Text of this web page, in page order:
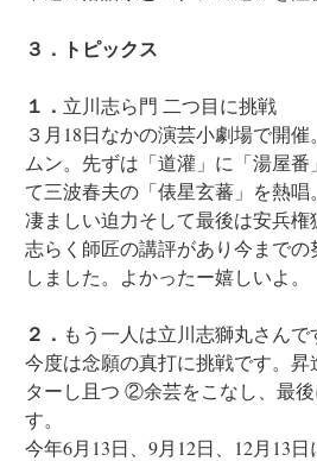
３．トピックス
１． 立川志ら門 二つ目に挑戦
３月18日なかの演芸小劇場で開
ムン。先ずは「道灌」に「湯屋
て三波春夫の「俵星玄蕃」を熱唱。
凄ましい迫力そして最後は安兵
志らく師匠の講評があり今まで
しました。よかったー嬉しいよ。
２． もう一人は立川志獅丸さんで
今度は念願の真打に挑戦です。
ターし且つ ②余芸をこなし、最
す。
今年6月13日、9月12日、12月13